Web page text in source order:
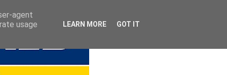
agent
usage
LEARN MORE GOT IT